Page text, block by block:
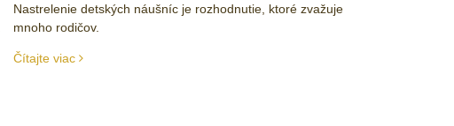
Nastrelenie detských náušníc je rozhodnutie, ktoré zvažuje
mnoho rodičov.
Čítajte viac